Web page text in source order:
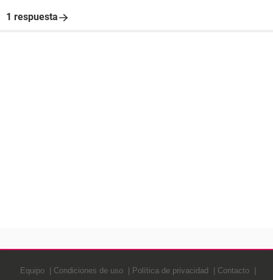
1 respuesta
Equipo Condiciones de uso Política de privacidad Contacto